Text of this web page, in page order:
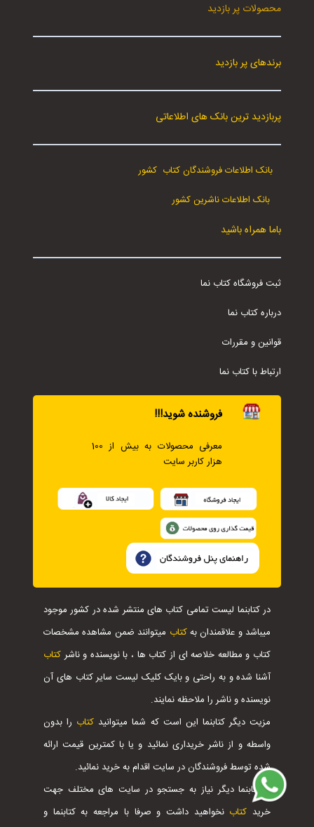
محصولات پر بازدید
برندهای پر بازدید
پربازدید ترین بانک های اطلاعاتی
بانک اطلاعات فروشندگان کتاب کشور
بانک اطلاعات ناشرین کشور
باما همراه باشید
ثبت فروشگاه کتاب نما
درباره کتاب نما
قوانین و مقررات
ارتباط با کتاب نما
فروشنده شوید!!!
معرفی محصولات به بیش از 100
هزار کاربر سایت
در کتابنما لیست تمامی کتاب های منتشر شده در کشور موجود
میباشد و علاقمندان بهکتاب میتوانند ضمن مشاهده مشخصات
کتاب و مطالعه خلاصه ای از کتاب ها ، با نویسنده و ناشرکتاب
آشنا شده و به راحتی و بایک کلیک لیست سایر کتاب های آن
نویسنده و ناشر را ملاحظه نمایند.
مزیت دیگر کتابنما این است که شما میتوانید کتاب را بدون
واسطه و از ناشر خریداری نمائید و یا با کمترین قیمت ارائه
شده توسط فروشندگان در سایت اقدام به خرید نمائید.
با کتابنما دیگر نیاز به جستجو در سایت های مختلف جهت
خرید کتابنخواهید داشت و صرفا با مراجعه به کتابنما و